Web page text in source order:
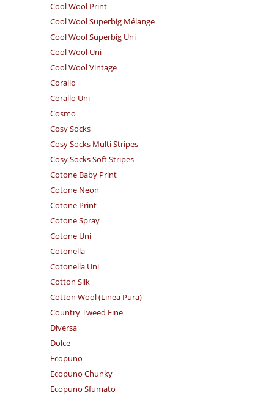
Cool Wool Print
Cool Wool Superbig Mélange
Cool Wool Superbig Uni
Cool Wool Uni
Cool Wool Vintage
Corallo
Corallo Uni
Cosmo
Cosy Socks
Cosy Socks Multi Stripes
Cosy Socks Soft Stripes
Cotone Baby Print
Cotone Neon
Cotone Print
Cotone Spray
Cotone Uni
Cotonella
Cotonella Uni
Cotton Silk
Cotton Wool (Linea Pura)
Country Tweed Fine
Diversa
Dolce
Ecopuno
Ecopuno Chunky
Ecopuno Sfumato